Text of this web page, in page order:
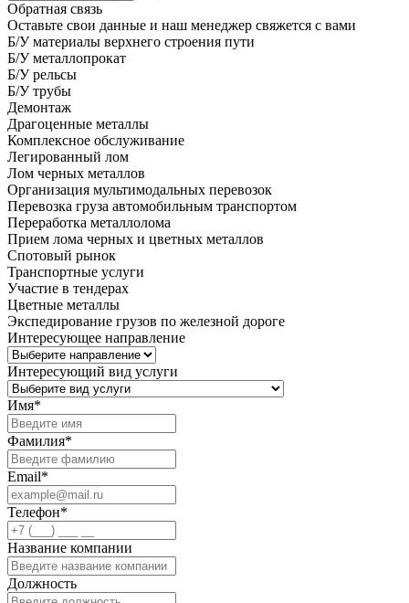
Обратная связь
Оставьте свои данные и наш менеджер свяжется с вами
Б/У материалы верхнего строения пути
Б/У металлопрокат
Б/У рельсы
Б/У трубы
Демонтаж
Драгоценные металлы
Комплексное обслуживание
Легированный лом
Лом черных металлов
Организация мультимодальных перевозок
Перевозка груза автомобильным транспортом
Переработка металлолома
Прием лома черных и цветных металлов
Спотовый рынок
Транспортные услуги
Участие в тендерах
Цветные металлы
Экспедирование грузов по железной дороге
Интересующее направление
Интересующий вид услуги
Имя*
Фамилия*
Email*
Телефон*
Название компании
Должность